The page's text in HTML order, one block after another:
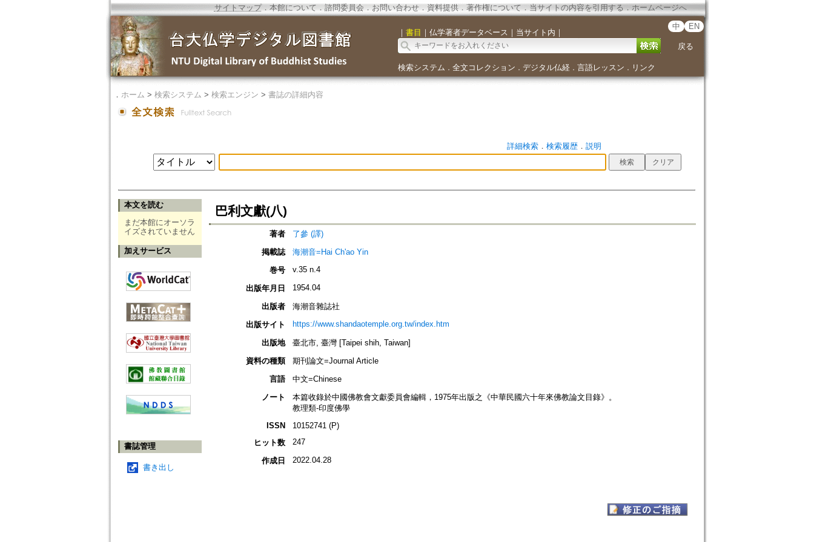
サイトマップ．本館について ． 諮問委員会． お問い合わせ． 資料提供． 著作権について．当サイトの内容を引用する ． ホームページへ
｜ 書目 ｜ 仏学著者データベース ｜ 当サイト内 ｜
中 EN
戻る
検索システム ． 全文コレクション ． デジタル仏経． 言語レッスン ． リンク
． ホーム > 検索システム > 検索エンジン > 書誌の詳細内容
詳細検索． 検索履歴． 説明
本文を読む
まだ本館にオーソラ
イズされていません
加えサービス
書誌管理
書き出し
巴利文獻(八)
著者
了參 (譯)
掲載誌
海潮音=Hai Ch'ao Yin
巻号
v.35 n.4
出版年月日 1954.04
出版者
海潮音雜誌社
出版サイト
https://www.shandaotemple.org.tw/index.htm
出版地
臺北市, 臺灣 [Taipei shih, Taiwan]
資料の種類
期刊論文=Journal Article
言語
中文=Chinese
ノート
本篇收錄於中國佛教會文獻委員會編輯，1975年出版之《中華民國六十年來佛教論文目錄》。
教理類-印度佛學
ISSN
10152741 (P)
ヒット数
247
作成日 2022.04.28